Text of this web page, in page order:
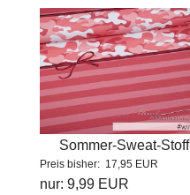
Sommer-Sweat-Stoff
"rockabilly...
Preis bisher: 17,95 EUR
nur: 9,99 EUR